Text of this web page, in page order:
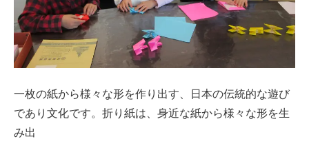
一枚の紙から様々な形を作り出す、日本の伝統的な遊び
であり文化です。折り紙は、身近な紙から様々な形を生
み出